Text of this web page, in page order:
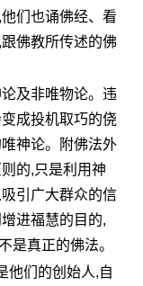
们也诵佛经、看
佛教所传述的佛
及非唯物论。违
成投机取巧的侥
神论。附佛法外
的,只是利用神
引广大群众的信
进福慧的目的,
是真正的佛法。
他们的创始人,自